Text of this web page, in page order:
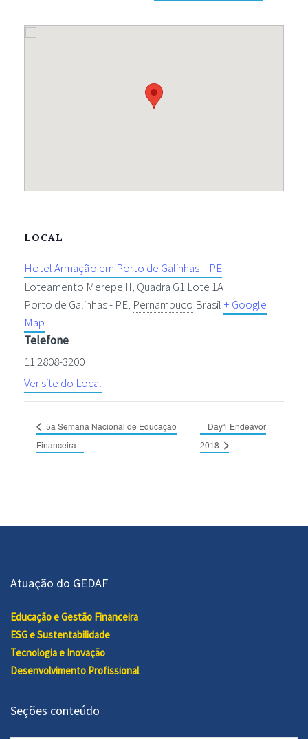
LOCAL
Hotel Armação em Porto de Galinhas – PE
Loteamento Merepe II, Quadra G1 Lote 1A
Porto de Galinhas - PE, Pernambuco Brasil + Google
Map
Telefone
11 2808-3200
Ver site do Local
5a Semana Nacional de Educação
Financeira
Day1 Endeavor
2018
Atuação do GEDAF
Educação e Gestão Financeira
ESG e Sustentabilidade
Tecnologia e Inovação
Desenvolvimento Profissional
Seções conteúdo